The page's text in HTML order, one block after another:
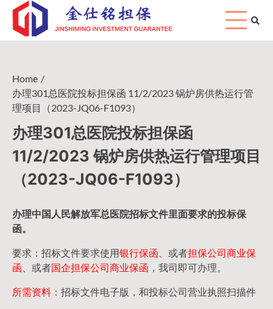
Skip
content
Home
办理301总医院投标担保函 11/2/2023 锅炉房供热运行管
理项目（2023-JQ06-F1093）
办理301总医院投标担保函
11/2/2023 锅炉房供热运行管理项目
（2023-JQ06-F1093）
办理中国人民解放军总医院招标文件里面要求的投标保
函。
要求：招标文件要求使用银行保函、 或者担保公司商业保
函 、或者国企担保公司商业保函 ，我司即可办理。
所需资料 ：招标文件电子版，和投标公司营业执照扫描件